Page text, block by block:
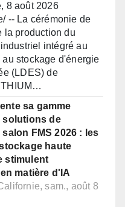
8 août 2026
-- La cérémonie de
la production du
intégré au
stockage d'énergie
(LDES) de
sa gamme
solutions de
FMS 2026 : les
haute
stimulent
matière d'IA
sam., août 8